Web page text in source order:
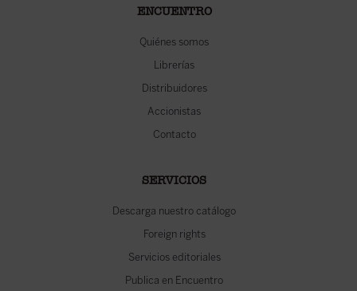
ENCUENTRO
Quiénes somos
Librerías
Distribuidores
Accionistas
Contacto
SERVICIOS
Descarga nuestro catálogo
Foreign rights
Servicios editoriales
Publica en Encuentro